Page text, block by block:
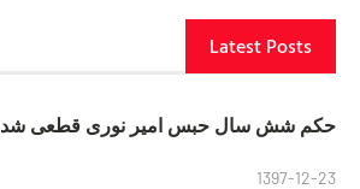
Latest Posts
حکم شش سال حبس امیر نوری قطعی شد
1397-12-23